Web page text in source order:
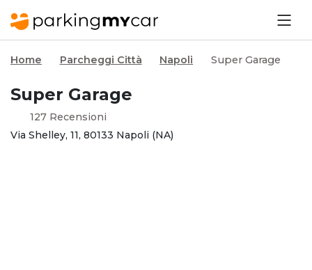
Home Parcheggi Città Napoli Super Garage
Super Garage
127 Recensioni
Via Shelley, 11, 80133 Napoli (NA)